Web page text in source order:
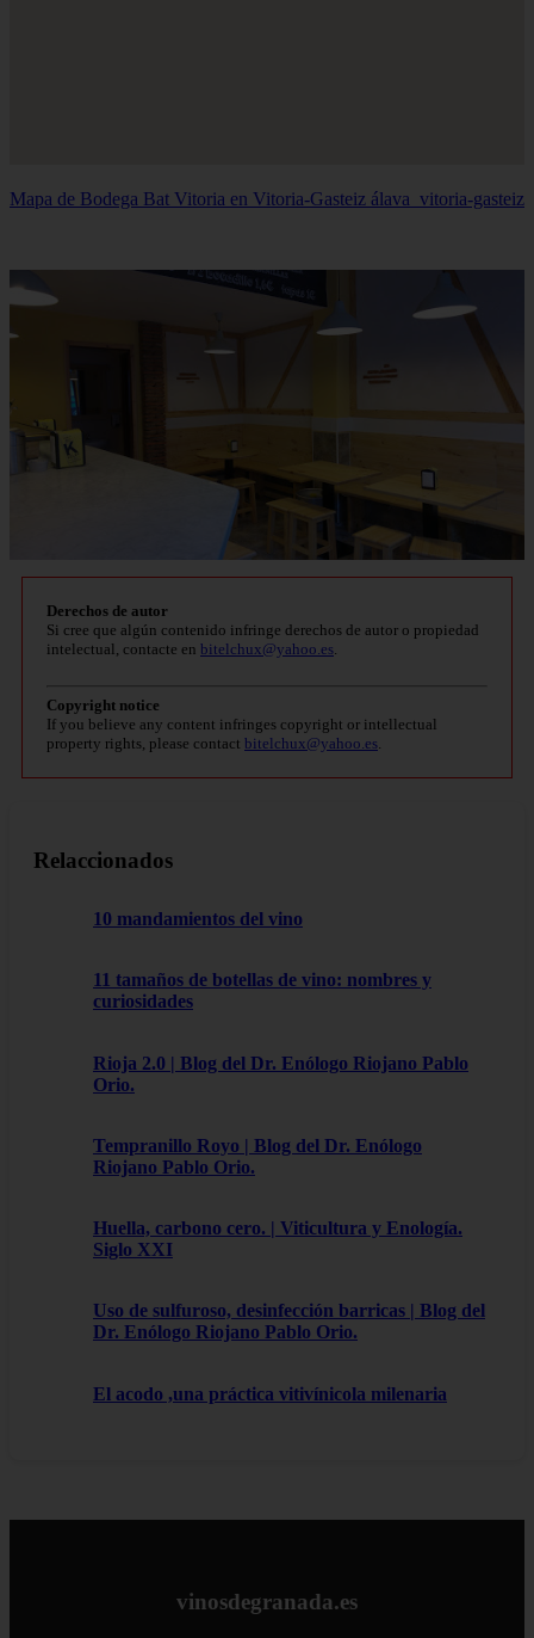
Mapa de Bodega Bat Vitoria en Vitoria-Gasteiz álava_vitoria-gasteiz
Derechos de autor
Si cree que algún contenido infringe derechos de autor o propiedad
intelectual, contacte en bitelchux@yahoo.es
Copyright notice
If you believe any content infringes copyright or intellectual
property rights, please contact bitelchux@yahoo.es
Relaccionados
10 mandamientos del vino
11 tamaños de botellas de vino: nombres y
curiosidades
Rioja 2.0 | Blog del Dr. Enólogo Riojano Pablo
Orio.
Tempranillo Royo | Blog del Dr. Enólogo
Riojano Pablo Orio.
Huella, carbono cero. | Viticultura y Enología.
Siglo XXI
Uso de sulfuroso, desinfección barricas | Blog del
Dr. Enólogo Riojano Pablo Orio.
El acodo ,una práctica vitivínicola milenaria
vinosdegranada.es